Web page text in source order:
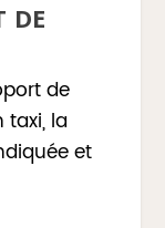
DE
de
taxi, la
et